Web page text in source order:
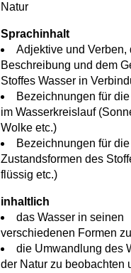
Natur
Sprachinhalt
Adjektive und Verben,
Beschreibung und dem
Stoffes Wasser in
Bezeichnungen für
im Wasserkreislauf
Wolke etc.)
Bezeichnungen für die
Zustandsformen des
flüssig etc.)
inhaltlich
das Wasser in seinen
verschiedenen Formen
die Umwandlung des
der Natur zu beobachten